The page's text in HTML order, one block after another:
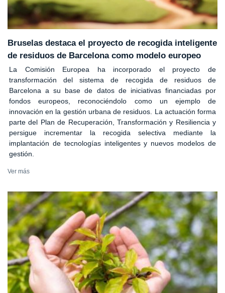
Bruselas destaca el proyecto de recogida inteligente
de residuos de Barcelona como modelo europeo
La Comisión Europea ha incorporado el proyecto de
transformación del sistema de recogida de residuos de
Barcelona a su base de datos de iniciativas financiadas por
fondos europeos, reconociéndolo como un ejemplo de
innovación en la gestión urbana de residuos. La actuación forma
parte del Plan de Recuperación, Transformación y Resiliencia y
persigue incrementar la recogida selectiva mediante la
implantación de tecnologías inteligentes y nuevos modelos de
gestión.
Ver más